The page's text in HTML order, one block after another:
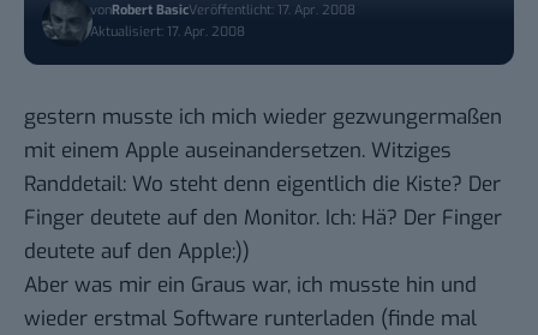
vonRobert BasicVeröffentlicht: 17. Apr. 2008
Aktualisiert: 17. Apr. 2008
gestern musste ich mich wieder gezwungermaßen
mit einem Apple auseinandersetzen. Witziges
Randdetail: Wo steht denn eigentlich die Kiste? Der
Finger deutete auf den Monitor. Ich: Hä? Der Finger
deutete auf den Apple:))
Aber was mir ein Graus war, ich musste hin und
wieder erstmal Software runterladen (finde mal